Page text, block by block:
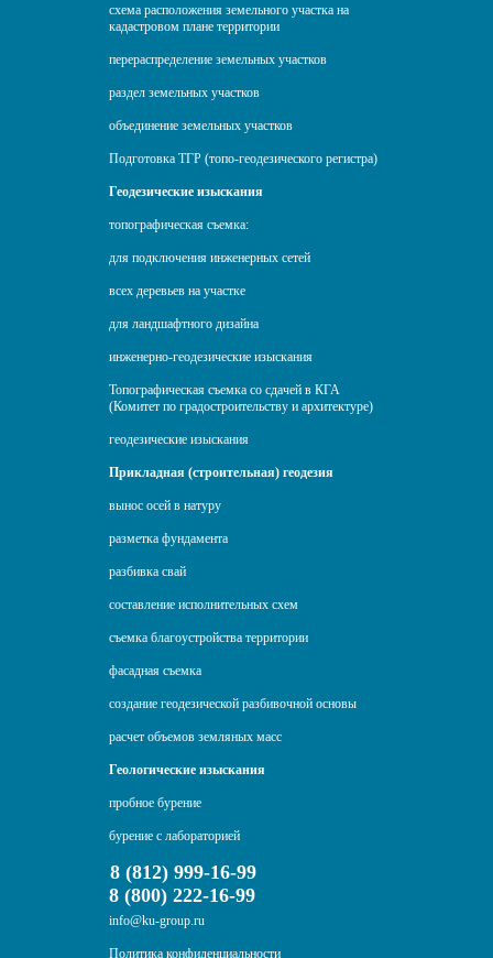
схема расположения земельного участка на
кадастровом плане территории
перераспределение земельных участков
раздел земельных участков
объединение земельных участков
Подготовка ТГР (топо-геодезического регистра)
Геодезические изыскания
топографическая съемка:
для подключения инженерных сетей
всех деревьев на участке
для ландшафтного дизайна
инженерно-геодезические изыскания
Топографическая съемка со сдачей в КГА
(Комитет по градостроительству и архитектуре)
геодезические изыскания
Прикладная (строительная) геодезия
вынос осей в натуру
разметка фундамента
разбивка свай
составление исполнительных схем
съемка благоустройства территории
фасадная съемка
создание геодезической разбивочной основы
расчет объемов земляных масс
Геологические изыскания
пробное бурение
бурение с лабораторией
8 (812) 999-16-99
8 (800) 222-16-99
info@ku-group.ru
Политика конфиденциальности